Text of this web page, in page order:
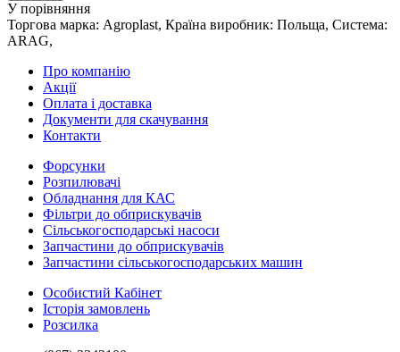
У порівняння
Торгова марка: Agroplast, Країна виробник: Польща, Система:
ARAG,
Про компанію
Акції
Оплата і доставка
Документи для скачування
Контакти
Форсунки
Розпилювачі
Обладнання для КАС
Фільтри до обприскувачів
Сільськогосподарські насоси
Запчастини до обприскувачів
Запчастини сільськогосподарських машин
Особистий Кабінет
Історія замовлень
Розсилка